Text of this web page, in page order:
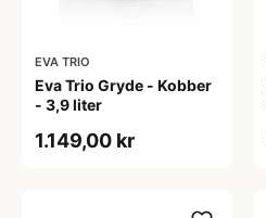
EVA TRIO
Eva Trio Gryde - Kobber
- 3,9 liter
1.149,00 kr